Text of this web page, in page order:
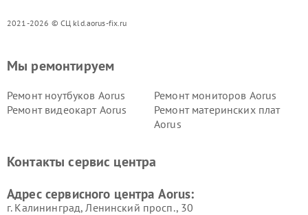
2021-2026 © СЦ kld.aorus-fix.ru
Мы ремонтируем
Ремонт ноутбуков Aorus
Ремонт мониторов Aorus
Ремонт видеокарт Aorus
Ремонт материнских плат
Aorus
Контакты сервис центра
Адрес сервисного центра Aorus:
г. Калининград, Ленинский просп., 30